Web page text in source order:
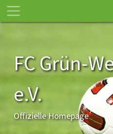
FC Grün-
e.V.
Offizielle Homepage